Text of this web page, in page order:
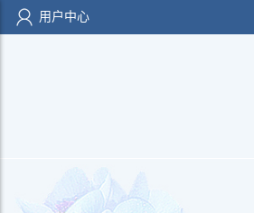
用户中心